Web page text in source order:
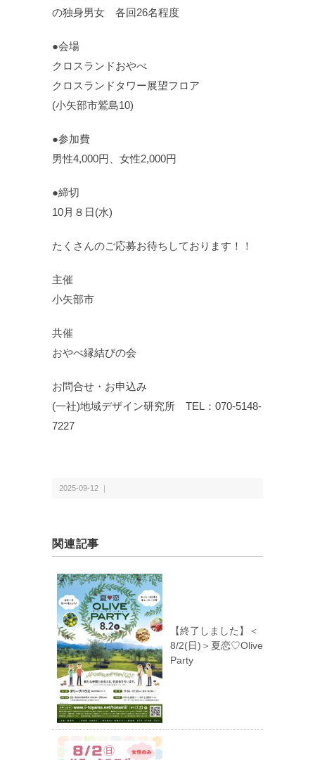
の独身男女 各回26名程度
●会場
クロスランドおやべ
クロスランドタワー展望フロア
(小矢部市鷲島10)
●参加費
男性4,000円、女性2,000円
●締切
10月８日(水)
たくさんのご応募お待ちしております！！
主催
小矢部市
共催
おやべ縁結びの会
お問合せ・お申込み
(一社)地域デザイン研究所 TEL：070-5148-
7227
2025-09-12 ｜
関連記事
【終了しました】＜
8/2(日)＞夏恋♡Olive
Party